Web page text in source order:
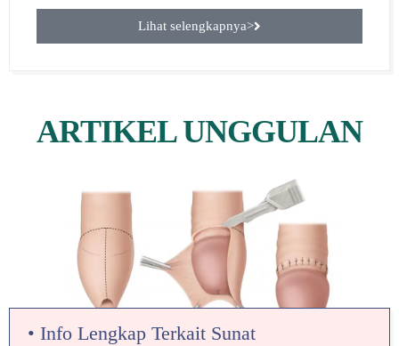
Lihat selengkapnya>
ARTIKEL UNGGULAN
• Info Lengkap Terkait Sunat